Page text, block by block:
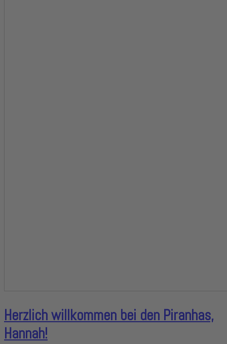
Herzlich willkommen bei den Piranhas,
Hannah!